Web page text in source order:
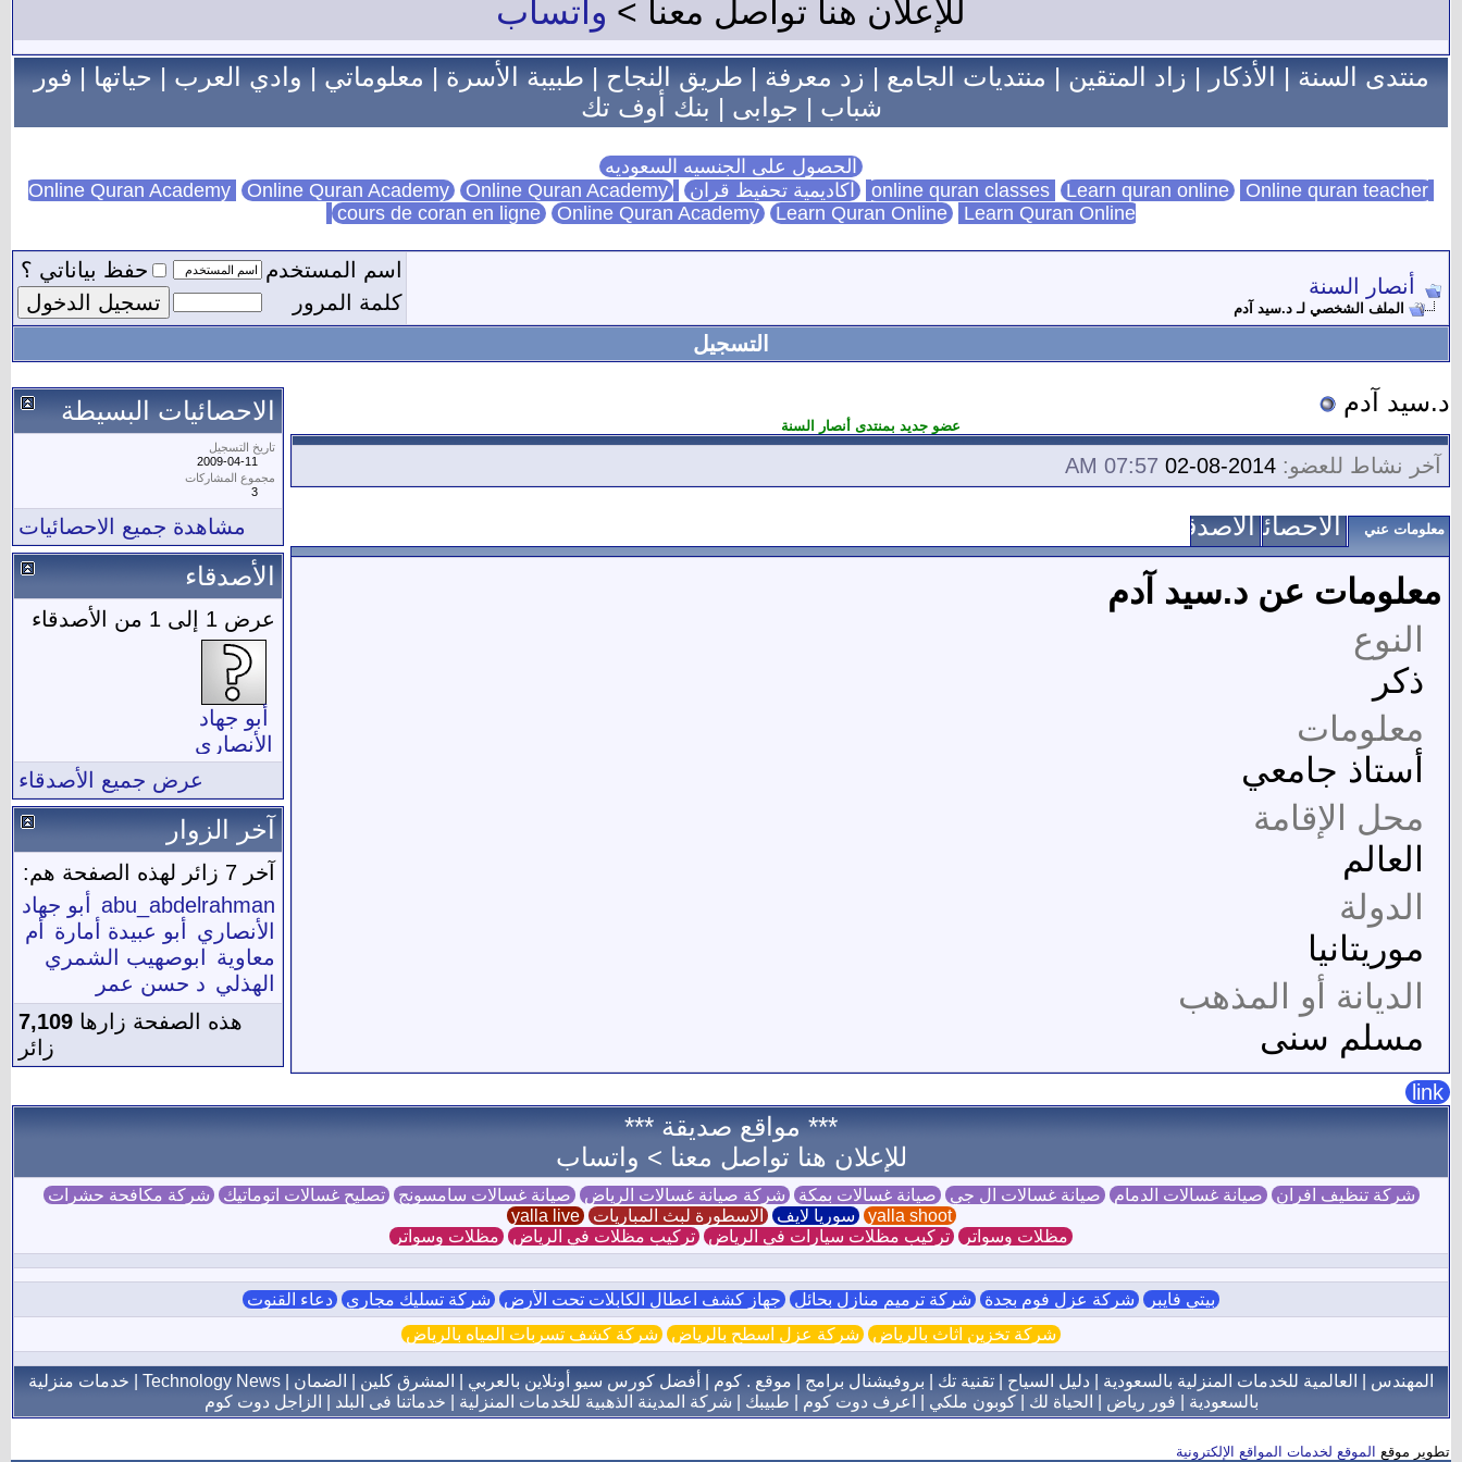
للإعلان هنا تواصل معنا > واتساب
منتدى السنة|الأذكار|زاد المتقين|منتديات الجامع|زد معرفة|طريق النجاح|طبيبة الأسرة|معلوماتي|وادي العرب|حياتها|فور
شباب | جوابى | بنك أوف تك
الحصول على الجنسيه السعوديه
Learn quran online Online quran teacher اكاديمية تحفيظ قران Online Quran Academy Online Quran Academy
cours de coran en ligne Online Quran Academy Learn Quran Online Learn Quran Online
أنصار السنة
الملف الشخصي لـ د.سيد آدم
اسم المستخدم
حفظ بياناتي ؟
كلمة المرور
التسجيل
د.سيد آدم
عضو جديد بمنتدى أنصار السنة
آخر نشاط للعضو: 07:57 AM
معلومات عني الاحصائياتالأصدقاء
معلومات عن د.سيد آدم
النوع
ذكر
معلومات
أستاذ جامعي
محل الإقامة
العالم
الدولة
موريتانيا
الديانة أو المذهب
مسلم سنى
الاحصائيات البسيطة
تاريخ التسجيل
2009-04-11
مجموع المشاركات
3
مشاهدة جميع الاحصائيات
الأصدقاء
عرض 1 إلى 1 من الأصدقاء
أبو جهاد
الأنصاري
عرض جميع الأصدقاء
آخر الزوار
آخر 7 زائر لهذه الصفحة هم:
abu_abdelrahman
أبو جهاد
الأنصاري
أبو عبيدة أمارة
أم
معاوية
ابوصهيب الشمري
الهذلي د حسن عمر
هذه الصفحة زارها 7,109
زائر
link
*** مواقع صديقة ***
للإعلان هنا تواصل معنا > واتساب
شركة تنظيف افران صيانة غسالات الدمام صيانة غسالات ال جي صيانة غسالات بمكة شركة صيانة غسالات الرياض صيانة غسالات سامسونج تصليح غسالات اتوماتيك شركة مكافحة حشرات
yalla shoot
سوريا لايف الاسطورة لبث المباريات yalla live
مظلات وسواتر تركيب مظلات سيارات في الرياض تركيب مظلات في الرياض مظلات وسواتر
بيتي فايبر شركة عزل فوم بجدة شركة ترميم منازل بحائل جهاز كشف اعطال الكابلات تحت الأرض شركة تسليك مجاري دعاء القنوت
شركة تخزين اثاث بالرياض شركة عزل اسطح بالرياض شركة كشف تسربات المياه بالرياض
المهندس العالمية للخدمات المنزلية بالسعودية دليل السياح تقنية تك بروفيشنال برامج موقع . كوم أفضل كورس سيو أونلاين بالعربي المشرق كلين الضمان Technology News
خدمات منزلية
بالسعودية
فور رياض الحياة لك |كوبون ملكي اعرف دوت كوم طبيبك شركة المدينة الذهبية للخدمات المنزلية خدماتنا فى البلد الزاجل دوت كوم
تطوير موقع الموقع لخدمات المواقع الإلكترونية